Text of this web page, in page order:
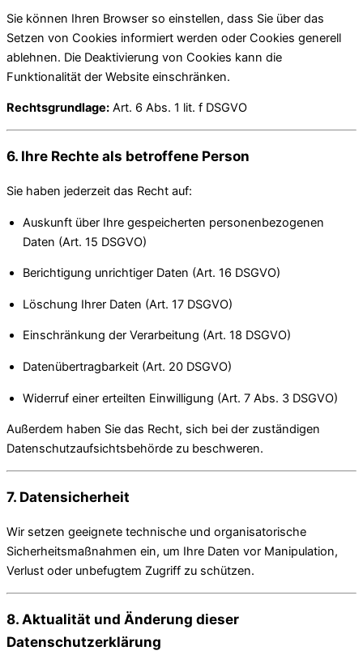
Sie können Ihren Browser so einstellen, dass Sie über das
Setzen von Cookies informiert werden oder Cookies generell
ablehnen. Die Deaktivierung von Cookies kann die
Funktionalität der Website einschränken.
Rechtsgrundlage: Art. 6 Abs. 1 lit. f DSGVO
6. Ihre Rechte als betroffene Person
Sie haben jederzeit das Recht auf:
Auskunft über Ihre gespeicherten personenbezogenen
Daten (Art. 15 DSGVO)
Berichtigung unrichtiger Daten (Art. 16 DSGVO)
Löschung Ihrer Daten (Art. 17 DSGVO)
Einschränkung der Verarbeitung (Art. 18 DSGVO)
Datenübertragbarkeit (Art. 20 DSGVO)
Widerruf einer erteilten Einwilligung (Art. 7 Abs. 3 DSGVO)
Außerdem haben Sie das Recht, sich bei der zuständigen
Datenschutzaufsichtsbehörde zu beschweren.
7. Datensicherheit
Wir setzen geeignete technische und organisatorische
Sicherheitsmaßnahmen ein, um Ihre Daten vor Manipulation,
Verlust oder unbefugtem Zugriff zu schützen.
8. Aktualität und Änderung dieser
Datenschutzerklärung